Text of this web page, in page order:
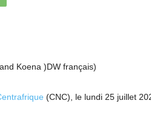
Koena )DW français)
(CNC), le lundi 25 juillet